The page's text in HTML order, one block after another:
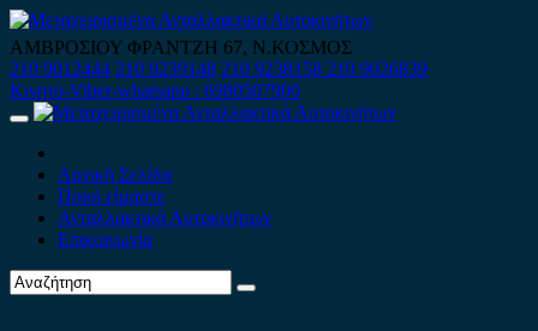
Skip
to
content
ΑΜΒΡΟΣΙΟΥ ΦΡΑΝΤΖΗ 67, Ν.ΚΟΣΜΟΣ
210 9012444 210 9239148 210 9238158 210 9026839
Κινητό-Viber-whatsapp : 6980507900
Primary
Αρχική Σελίδα
Ποιοί είμαστε
Ανταλλακτικά Αυτοκινήτων
Επικοινωνία